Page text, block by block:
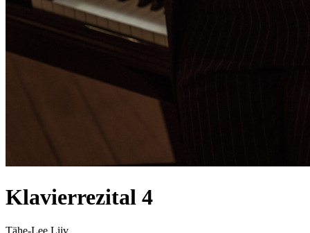
Klavierrezital 4